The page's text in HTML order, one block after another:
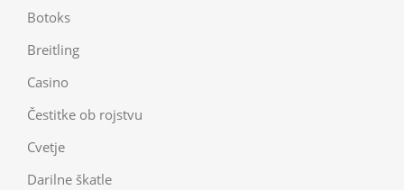
Botoks
Breitling
Casino
Čestitke ob rojstvu
Cvetje
Darilne škatle